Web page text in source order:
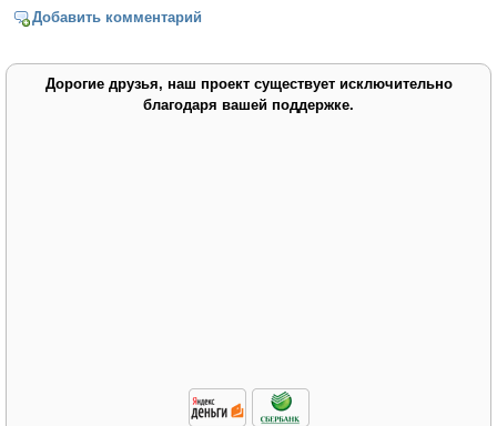
Добавить комментарий
Дорогие друзья, наш проект существует исключительно
благодаря вашей поддержке.